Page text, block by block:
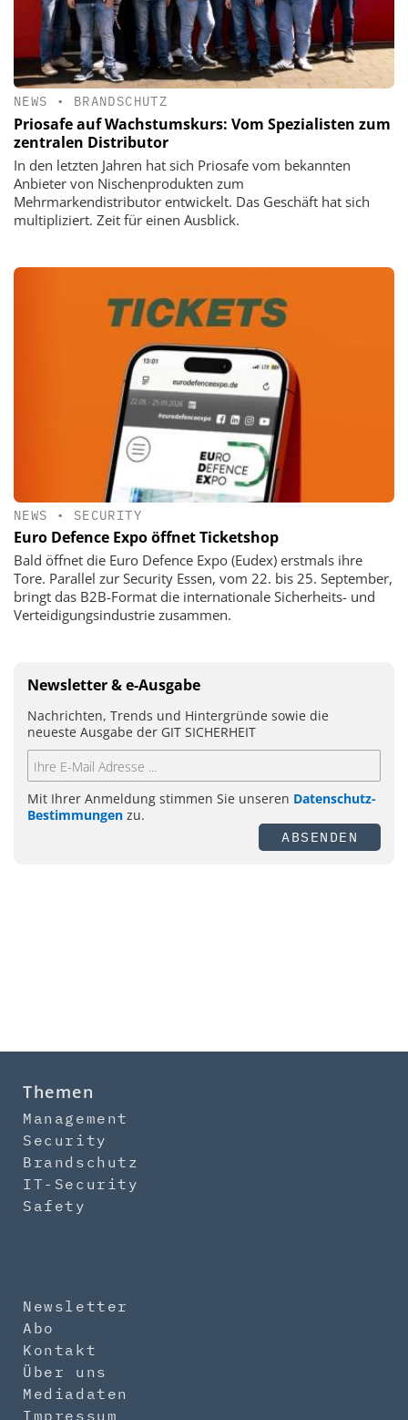
NEWS • BRANDSCHUTZ
Priosafe auf Wachstumskurs: Vom Spezialisten zum
zentralen Distributor
In den letzten Jahren hat sich Priosafe vom bekannten
Anbieter von Nischenprodukten zum
Mehrmarkendistributor entwickelt. Das Geschäft hat sich
multipliziert. Zeit für einen Ausblick.
NEWS • SECURITY
Euro Defence Expo öffnet Ticketshop
Bald öffnet die Euro Defence Expo (Eudex) erstmals ihre
Tore. Parallel zur Security Essen, vom 22. bis 25. September,
bringt das B2B-Format die internationale Sicherheits- und
Verteidigungsindustrie zusammen.
Newsletter & e-Ausgabe
Nachrichten, Trends und Hintergründe sowie die
neueste Ausgabe der GIT SICHERHEIT
Mit Ihrer Anmeldung stimmen Sie unseren Datenschutz-
Bestimmungen zu.
ABSENDEN
Themen
Management
Security
Brandschutz
IT-Security
Safety
Newsletter
Abo
Kontakt
Über uns
Mediadaten
Impressum